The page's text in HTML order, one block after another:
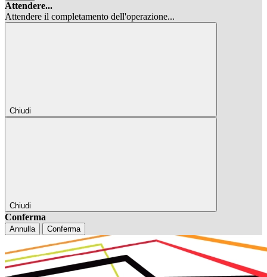
Attendere...
Attendere il completamento dell'operazione...
Chiudi
Chiudi
Conferma
Annulla Conferma